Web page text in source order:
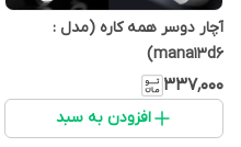
آچار دوسر همه کاره (مدل :
mana13d6)
۳۳۷٬۰۰۰
افزودن به سبد